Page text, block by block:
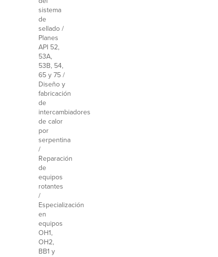
sistema
de
sellado /
Planes
API 52,
53A,
53B, 54,
65 y 75 /
Diseño y
fabricación
de
intercambiadores
de calor
por
serpentina
/
Reparación
de
equipos
rotantes
/
Especialización
en
equipos
OH1,
OH2,
BB1 y